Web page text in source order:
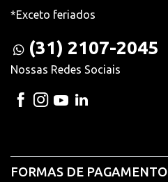
*Exceto feriados
(31) 2107-2045
Nossas Redes Sociais
FORMAS DE PAGAMENTO